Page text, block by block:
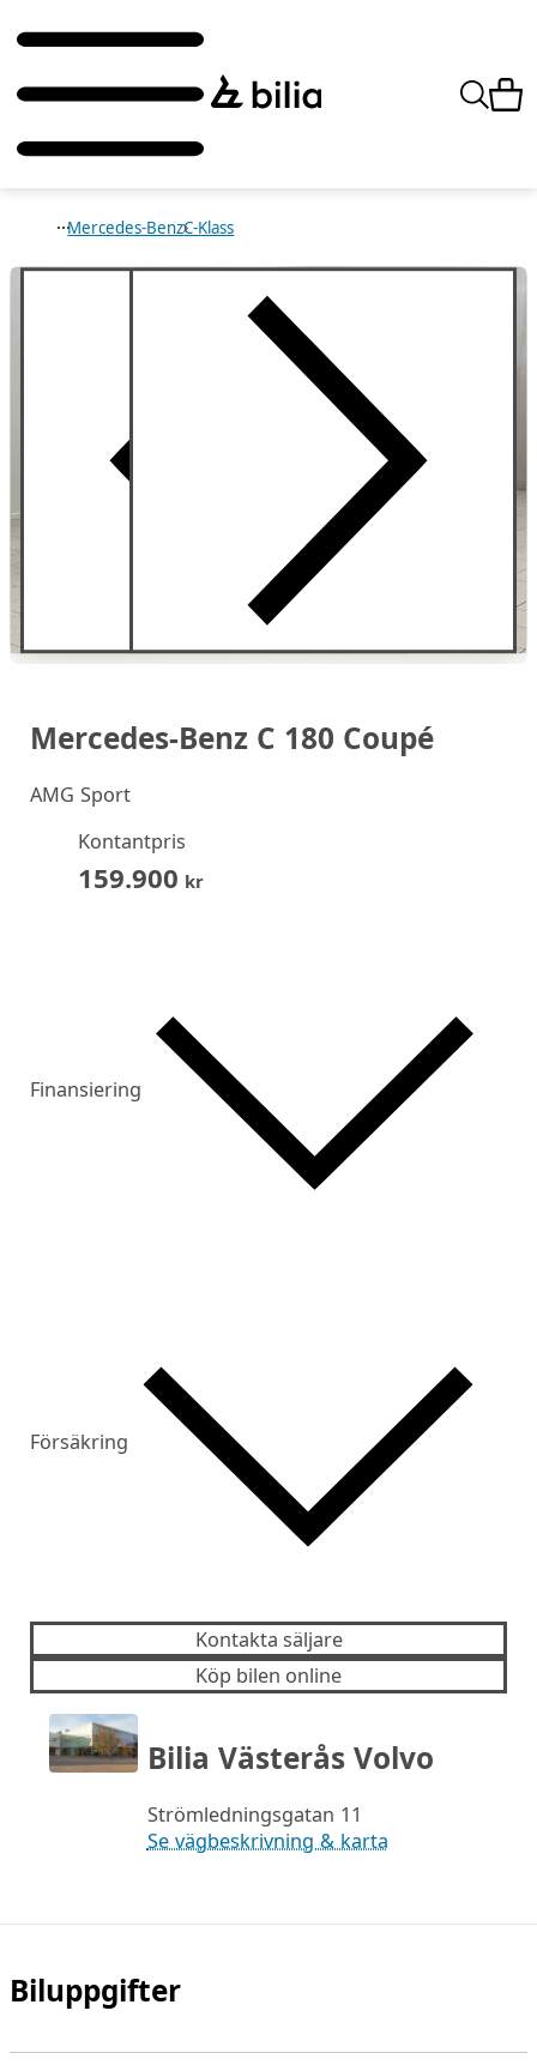
Mercedes-BenzC-Klass
Mercedes-Benz C 180 Coupé
AMG Sport
Kontantpris
159.900 kr
Finansiering
Försäkring
Kontakta säljare
Köp bilen online
Bilia Västerås Volvo
Strömledningsgatan 11
Se vägbeskrivning & karta
Biluppgifter